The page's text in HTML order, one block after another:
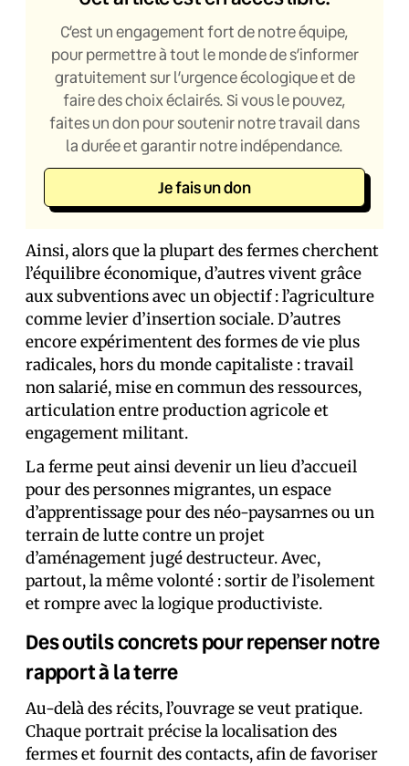
C’est un engagement fort de notre équipe,
pour permettre à tout le monde de s’informer
gratuitement sur l’urgence écologique et de
faire des choix éclairés. Si vous le pouvez,
faites un don pour soutenir notre travail dans
la durée et garantir notre indépendance.
Je fais un don
Ainsi, alors que la plupart des fermes cherchent
l’équilibre économique, d’autres vivent grâce
aux subventions avec un objectif : l’agriculture
comme levier d’insertion sociale. D’autres
encore expérimentent des formes de vie plus
radicales, hors du monde capitaliste : travail
non salarié, mise en commun des ressources,
articulation entre production agricole et
engagement militant.
La ferme peut ainsi devenir un lieu d’accueil
pour des personnes migrantes, un espace
d’apprentissage pour des néo-paysan·nes ou un
terrain de lutte contre un projet
d’aménagement jugé destructeur. Avec,
partout, la même volonté : sortir de l’isolement
et rompre avec la logique productiviste.
Des outils concrets pour repenser notre
rapport à la terre
Au-delà des récits, l’ouvrage se veut pratique.
Chaque portrait précise la localisation des
fermes et fournit des contacts, afin de favoriser